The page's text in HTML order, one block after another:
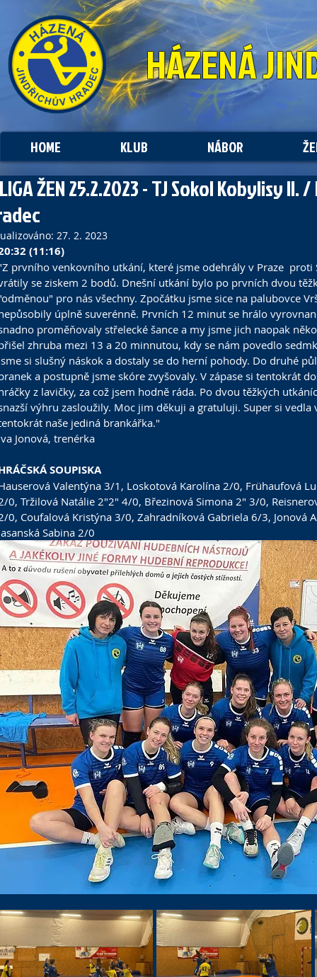
HÁZENÁ
HOME KLUB NÁBOR
ŽEN 25.2.2023 - TJ Sokol Kobylisy
27. 2. 2023
(11:16)
prvního venkovního utkání, které jsme odehrály v Praze  proti
se ziskem 2 bodů. Dnešní utkání bylo po prvních dvou
pro nás všechny. Zpočátku jsme sice na palubovce
úplně suverénně. Prvních 12 minut se hrálo
proměňovaly střelecké šance a my jsme jich naopak
zhruba mezi 13 a 20 minnutou, kdy se nám povedlo
si slušný náskok a dostaly se do herní pohody. Do druhé
a postupně jsme skóre zvyšovaly. V zápase si tentokrát
z lavičky, za což jsem hodně ráda. Po dvou těžkých
výhru zasloužily. Moc jim děkuji a gratuluji. Super si
naše jediná brankářka."
Jonová, trenérka
SOUPISKA
Valentýna 3/1, Loskotová Karolína 2/0, Frühaufová
0, Tržilová Natálie 2"2" 4/0, Březinová Simona 2" 3/0,
0, Coufalová Kristýna 3/0, Zahradníková Gabriela 6/3, Jonová
Sabina 2/0